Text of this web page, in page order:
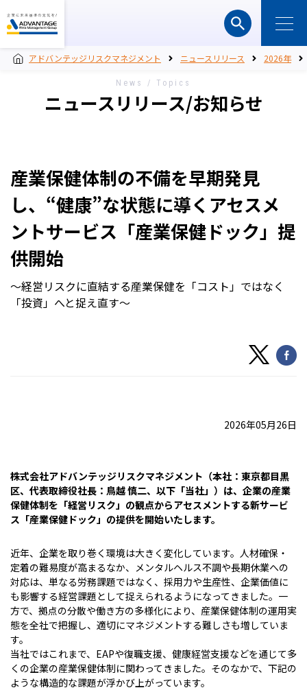
アドバンテッジリスクマネジメント ニュースリリース 2026年
News / Topics
ニュースリリース/お知らせ
産業保健体制の不備を早期発見
し、“健康”な状態に導くアセスメ
ントサービス「産業保健ドック」提
供開始
〜経営リスクに直結する産業保健を「コスト」ではなく
「投資」へと捉え直す〜
2026年05月26日
株式会社アドバンテッジリスクマネジメント（本社：東京都目黒
区、代表取締役社長：鳥越 慎二、以下「当社」）は、企業の産業
保健体制を「経営リスク」の観点からアセスメントする新サービ
ス「産業保健ドック」の提供を開始いたします。
近年、企業を取り巻く環境は大きく変化しています。人材確保・
定着の難易度が高まるなか、メンタルヘルス不調や長期休業への
対応は、単なる労務課題ではなく、採用力や生産性、企業価値に
も影響する経営課題として捉えられるようになってきました。一
方で、拠点の分散や働き方の多様化により、産業保健体制の運用実
態を全社で把握し、適切にマネジメントする難しさも増していま
す。
当社ではこれまで、EAPや復職支援、健康経営支援などを通じて多
くの企業の産業保健体制に関わってきました。そのなかで、下記の
ような構造的な課題が浮かび上がっています。